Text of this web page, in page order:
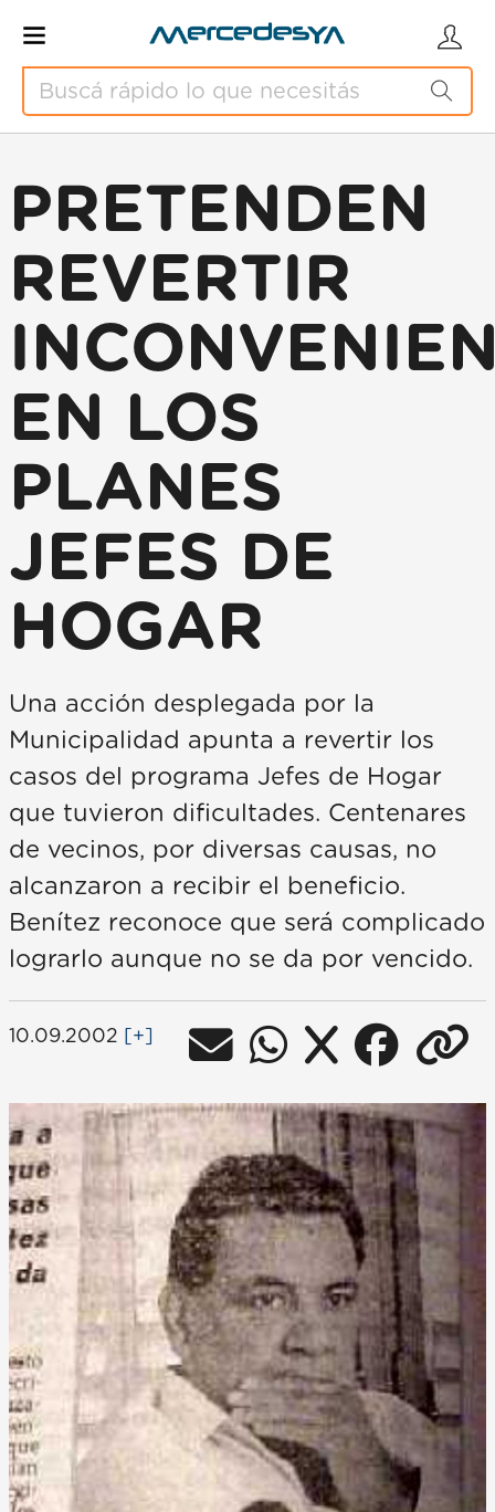
PRETENDEN
REVERTIR
EN LOS
PLANES
JEFES DE
HOGAR
Una acción desplegada por la
Municipalidad apunta a revertir los
casos del programa Jefes de Hogar
que tuvieron dificultades. Centenares
de vecinos, por diversas causas, no
alcanzaron a recibir el beneficio.
Benítez reconoce que será complicado
lograrlo aunque no se da por vencido.
10.09.2002 [+]